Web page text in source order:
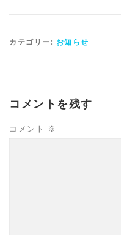
カテゴリー: お知らせ
コメントを残す
コメント ※